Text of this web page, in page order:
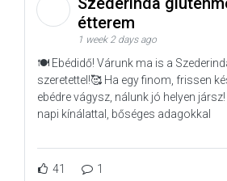
étterem
1 week 2 days ago
🍽️ Ebédidő! Várunk ma is a
szeretettel!🥰 Ha egy finom, frissen
ebédre vágysz, nálunk jó helyen
napi kínálattal, bőséges adagokkal
41 1